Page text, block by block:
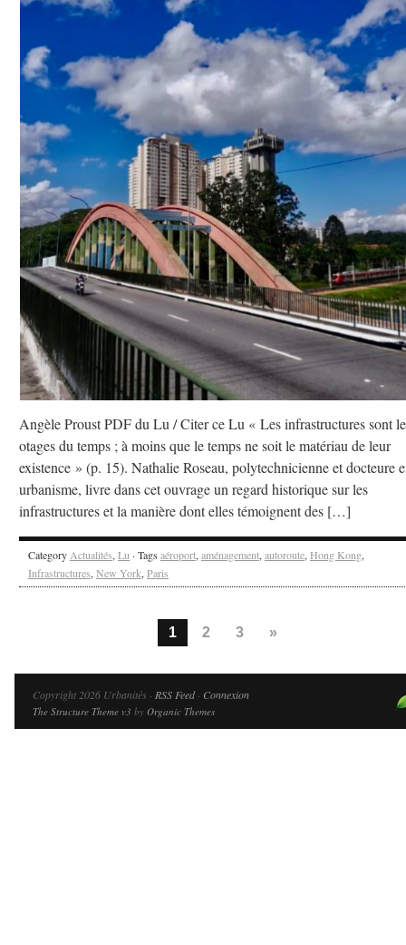
Angèle Proust PDF du Lu / Citer ce Lu « Les infrastructures sont
otages du temps ; à moins que le temps ne soit le matériau de leur
existence » (p. 15). Nathalie Roseau, polytechnicienne et docteure
urbanisme, livre dans cet ouvrage un regard historique sur les
infrastructures et la manière dont elles témoignent des […]
Category Actualités, Lu · Tags aéroport, aménagement, autoroute, Hong Kong,
Infrastructures, New York, Paris
1 2 3 »
Copyright 2026 Urbanités · RSS Feed· Connexion
The Structure Theme v3 by Organic Themes